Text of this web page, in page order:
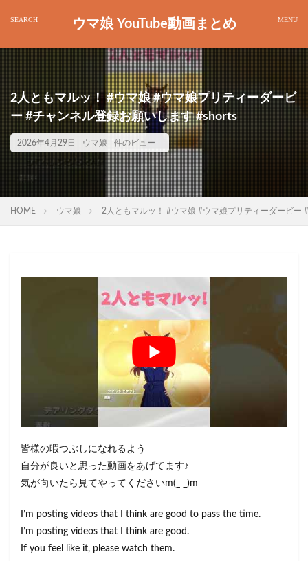
ウマ娘 YouTube動画まとめ
2人ともマルッ！ #ウマ娘 #ウマ娘プリティーダービ
ー #チャンネル登録お願いします #shorts
2026年4月29日 ウマ娘 件のビュー
HOME ウマ娘 2人ともマルッ！ #ウマ娘 #ウマ娘プリティーダービー
皆様の暇つぶしになれるよう
自分が良いと思った動画をあげてます♪
気が向いたら見てやってくださいm(_ _)m
I’m posting videos that I think are good to pass the time.
I’m posting videos that I think are good.
If you feel like it, please watch them.